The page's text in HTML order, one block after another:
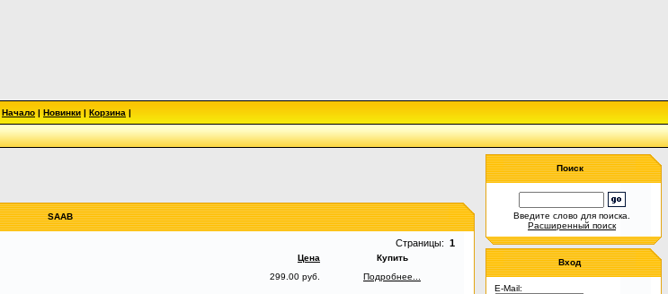
Начало | Новинки | Корзина |
SAAB
Страницы: 1
Цена
Купить
299.00 руб.
Подробнее...
Поиск
Введите слово для поиска.
Расширенный поиск
Вход
E-Mail: